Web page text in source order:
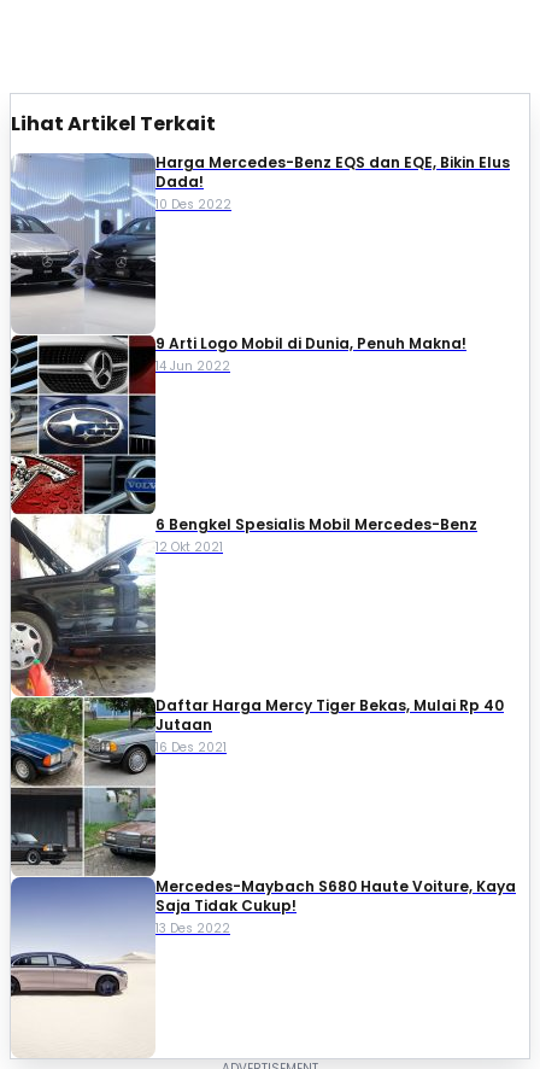
Lihat Artikel Terkait
Harga Mercedes-Benz EQS dan EQE, Bikin Elus
Dada!
10 Des 2022
9 Arti Logo Mobil di Dunia, Penuh Makna!
14 Jun 2022
6 Bengkel Spesialis Mobil Mercedes-Benz
12 Okt 2021
Daftar Harga Mercy Tiger Bekas, Mulai Rp 40
Jutaan
16 Des 2021
Mercedes-Maybach S680 Haute Voiture, Kaya
Saja Tidak Cukup!
13 Des 2022